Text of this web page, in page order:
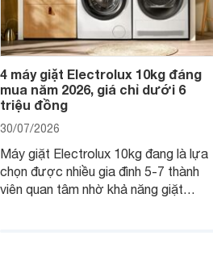
4 máy giặt Electrolux 10kg đáng
mua năm 2026, giá chỉ dưới 6
triệu đồng
30/07/2026
Máy giặt Electrolux 10kg đang là lựa
chọn được nhiều gia đình 5-7 thành
viên quan tâm nhờ khả năng giặt